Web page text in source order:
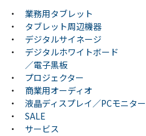
・
業務用タブレット
・
タブレット周辺機器
・
デジタルサイネージ
・
デジタルホワイトボード
／電子黒板
・
プロジェクター
・
商業用オーディオ
・
液晶ディスプレイ／PCモニター
・
SALE
・
サービス